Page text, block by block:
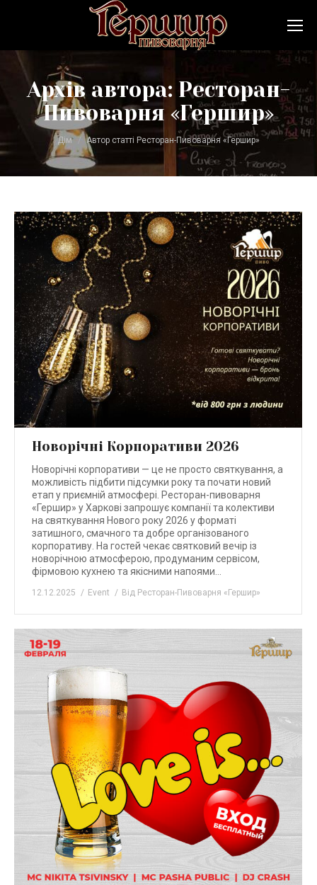
Архів автора: Ресторан-
Пивоварня «Гершир»
Дім Автор статті Ресторан-Пивоварня «Гершир»
Новорічні Корпоративи 2026
Новорічні корпоративи — це не просто святкування, а
можливість підбити підсумки року та почати новий
етап у приємній атмосфері. Ресторан-пивоварня
«Гершир» у Харкові запрошує компанії та колективи
на святкування Нового року 2026 у форматі
затишного, смачного та добре організованого
корпоративу. На гостей чекає святковий вечір із
новорічною атмосферою, продуманим сервісом,
фірмовою кухнею та якісними напоями…
12.12.2025 Event Від Ресторан-Пивоварня «Гершир»